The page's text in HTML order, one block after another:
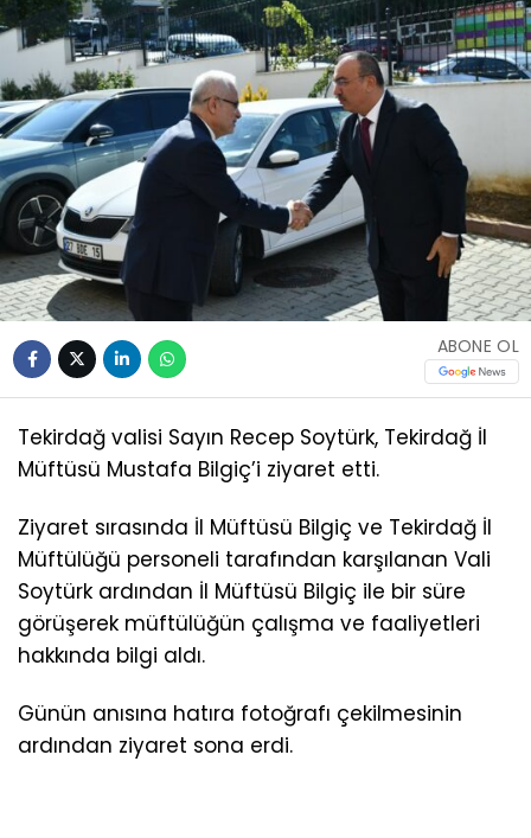
ABONE OL
Tekirdağ valisi Sayın Recep Soytürk, Tekirdağ İl
Müftüsü Mustafa Bilgiç’i ziyaret etti.
Ziyaret sırasında İl Müftüsü Bilgiç ve Tekirdağ İl
Müftülüğü personeli tarafından karşılanan Vali
Soytürk ardından İl Müftüsü Bilgiç ile bir süre
görüşerek müftülüğün çalışma ve faaliyetleri
hakkında bilgi aldı.
Günün anısına hatıra fotoğrafı çekilmesinin
ardından ziyaret sona erdi.